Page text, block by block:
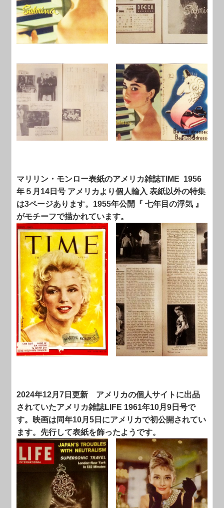
マリリン・モンロー表紙のアメリカ雑誌TIME 1956
年５月14日号 アメリカより個人輸入 表紙以外の特集
は3ページあります。1955年公開『 七年目の浮気 』
がモチーフで描かれています。
2024年12月7日更新
アメリカの個人サイトに出品
されていたアメリカ雑誌LIFE 1961年10月9日号で
す。映画は同年10月5日にアメリカで初公開されてい
ます。先行して表紙を飾ったようです。